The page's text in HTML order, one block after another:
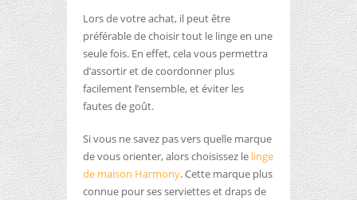
Lors de votre achat, il peut être
préférable de choisir tout le linge en une
seule fois. En effet, cela vous permettra
d’assortir et de coordonner plus
facilement l’ensemble, et éviter les
fautes de goût.
Si vous ne savez pas vers quelle marque
de vous orienter, alors choisissez le linge
de maison Harmony. Cette marque plus
connue pour ses serviettes et draps de